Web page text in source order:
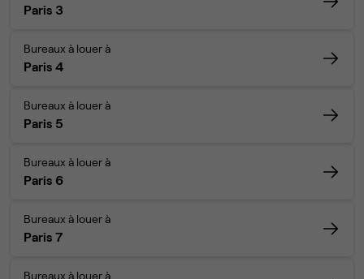
Paris 3
Bureaux à louer à
Paris 4
Bureaux à louer à
Paris 5
Bureaux à louer à
Paris 6
Bureaux à louer à
Paris 7
Bureaux à louer à